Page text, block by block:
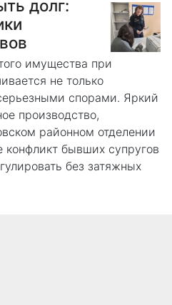
долг:
имущества при
не только
спорами. Яркий
производство,
районном отделении
конфликт бывших супругов
без затяжных